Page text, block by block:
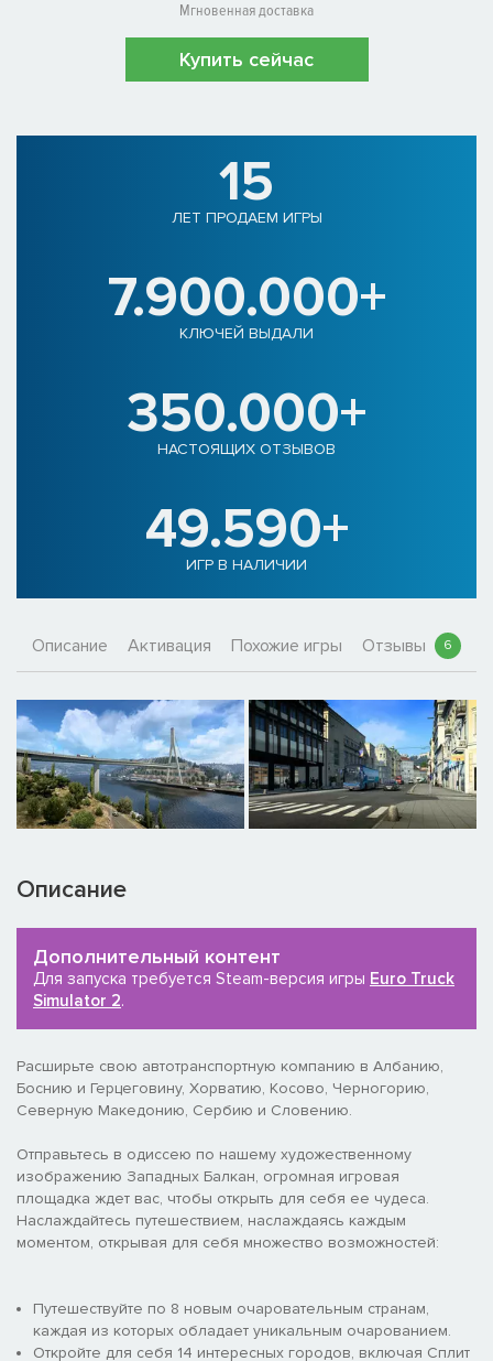
Мгновенная доставка
Купить сейчас
15
ЛЕТ ПРОДАЕМ ИГРЫ
7.900.000+
КЛЮЧЕЙ ВЫДАЛИ
350.000+
НАСТОЯЩИХ ОТЗЫВОВ
49.590+
ИГР В НАЛИЧИИ
Описание Активация Похожие игры Отзывы 6
Описание
Дополнительный контент
Для запуска требуется Steam-версия игры Euro Truck
Simulator 2.
Расширьте свою автотранспортную компанию в Албанию,
Боснию и Герцеговину, Хорватию, Косово, Черногорию,
Северную Македонию, Сербию и Словению.
Отправьтесь в одиссею по нашему художественному
изображению Западных Балкан, огромная игровая
площадка ждет вас, чтобы открыть для себя ее чудеса.
Наслаждайтесь путешествием, наслаждаясь каждым
моментом, открывая для себя множество возможностей:
Путешествуйте по 8 новым очаровательным странам,
каждая из которых обладает уникальным очарованием.
Откройте для себя 14 интересных городов, включая Сплит